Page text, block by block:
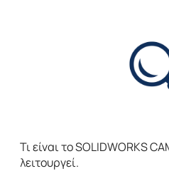
Τι είναι το SOLIDWORKS
λειτουργεί.